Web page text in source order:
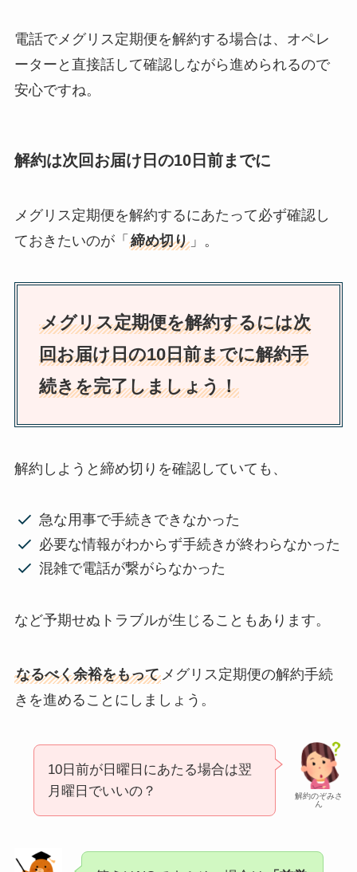
電話でメグリス定期便を解約する場合は、オペレ
ーターと直接話して確認しながら進められるので
安心ですね。
解約は次回お届け日の10日前までに
メグリス定期便を解約するにあたって必ず確認し
ておきたいのが「 締め切り」。
メグリス定期便を解約するには次
回お届け日の10日前までに解約手
続きを完了しましょう！
解約しようと締め切りを確認していても、
急な用事で手続きできなかった
必要な情報がわからず手続きが終わらなかった
混雑で電話が繋がらなかった
など予期せぬトラブルが生じることもあります。
なるべく余裕をもってメグリス定期便の解約手続
きを進めることにしましょう。
解約のぞみさ
ん
10日前が日曜日にあたる場合は翌
月曜日でいいの？